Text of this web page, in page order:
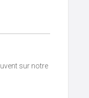
sur notre